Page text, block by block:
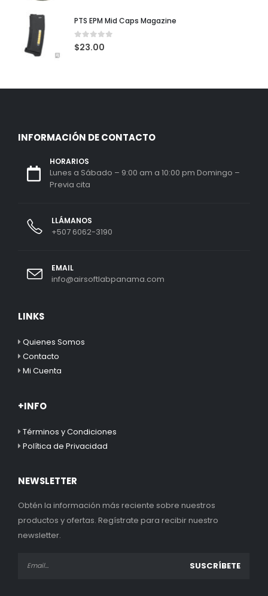
PTS EPM Mid Caps Magazine
0 out of 5
$23.00
INFORMACIÓN DE CONTACTO
HORARIOS
Lunes a Sábado – 9:00 am a 10:00 pm Domingo –
Previa cita
LLÁMANOS
+507 6062-3190
EMAIL
info@airsoftlabpanama.com
LINKS
Quienes Somos
Contacto
Mi Cuenta
+INFO
Términos y Condiciones
Política de Privacidad
NEWSLETTER
Obtén la información más reciente sobre nuestros
productos y ofertas. Regístrate para recibir nuestro
newsletter.